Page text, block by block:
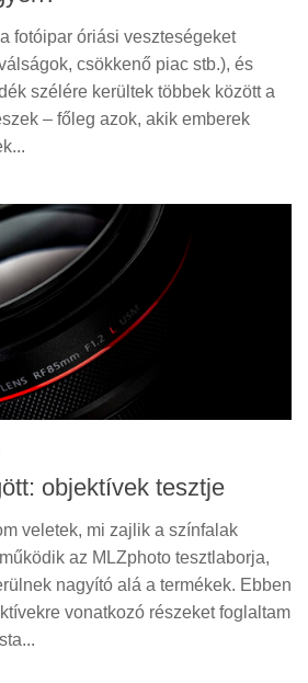
fotóipar óriási veszteségeket
csökkenő piac stb.), és
szélére kerültek többek között a
– főleg azok, akik emberek
objektívek tesztje
veletek, mi zajlik a színfalak
az MLZphoto tesztlaborja,
nagyító alá a termékek. Ebben
vonatkozó részeket foglaltam